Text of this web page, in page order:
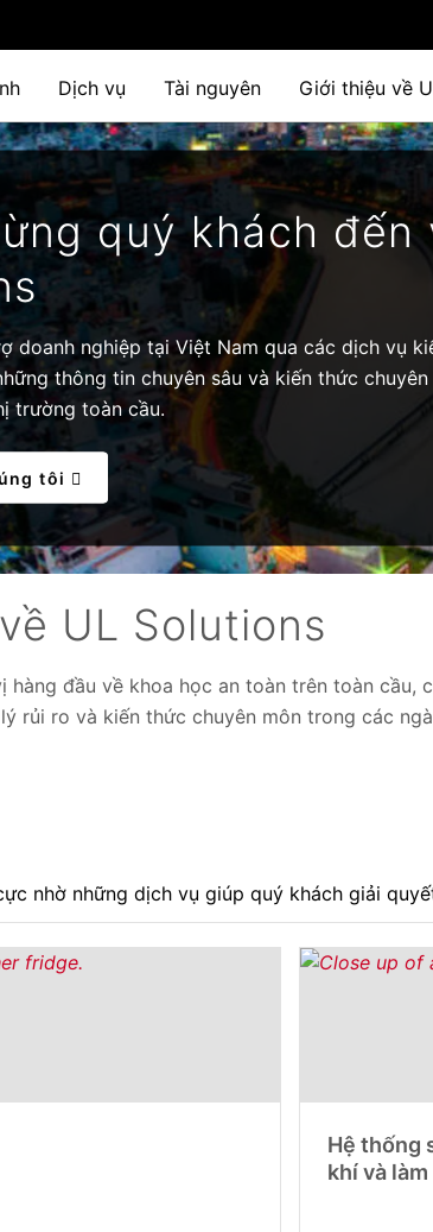
Dịch vụ Tài nguyên Giới thiệu về
quý khách đến
doanh nghiệp tại Việt Nam qua các dịch vụ
thông tin chuyên sâu và kiến thức
trường toàn cầu.
tôi
UL Solutions
hàng đầu về khoa học an toàn trên toàn
rủi ro và kiến thức chuyên môn trong các
nhờ những dịch vụ giúp quý khách giải
Hệ thống
khí và làm